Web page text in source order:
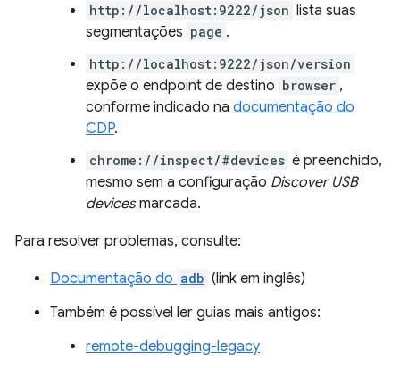
http://localhost:9222/json lista suas
segmentações page .
http://localhost:9222/json/version
expõe o endpoint de destino browser ,
conforme indicado na documentação do
CDP.
chrome://inspect/#devices é preenchido,
mesmo sem a configuração Discover USB
devicesmarcada.
Para resolver problemas, consulte:
Documentação do adb (link em inglês)
Também é possível ler guias mais antigos:
remote-debugging-legacy